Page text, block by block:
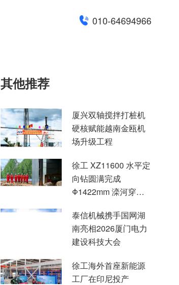
010-64694966
其他推荐
厦兴双轴搅拌打桩机
硬核赋能越南金瓯机
场升级工程
徐工 XZ11600 水平定
向钻圆满完成
Φ1422mm 滦河穿越
泰信机械携手国网湖
南亮相2026厦门电力
建设科技大会
徐工海外首座新能源
工厂在印尼投产